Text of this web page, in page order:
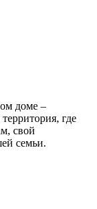
доме –
где
свой
семьи.